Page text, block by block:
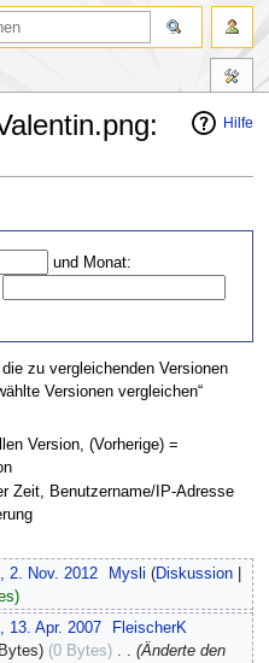
Hilfe
und Monat:
zu vergleichenden Versionen
Versionen vergleichen“
Version, (Vorherige) =
Zeit, Benutzername/IP-Adresse
2. Nov. 2012 Mysli (Diskussion
13. Apr. 2007
FleischerK
(0 Bytes)‎
(Änderte den